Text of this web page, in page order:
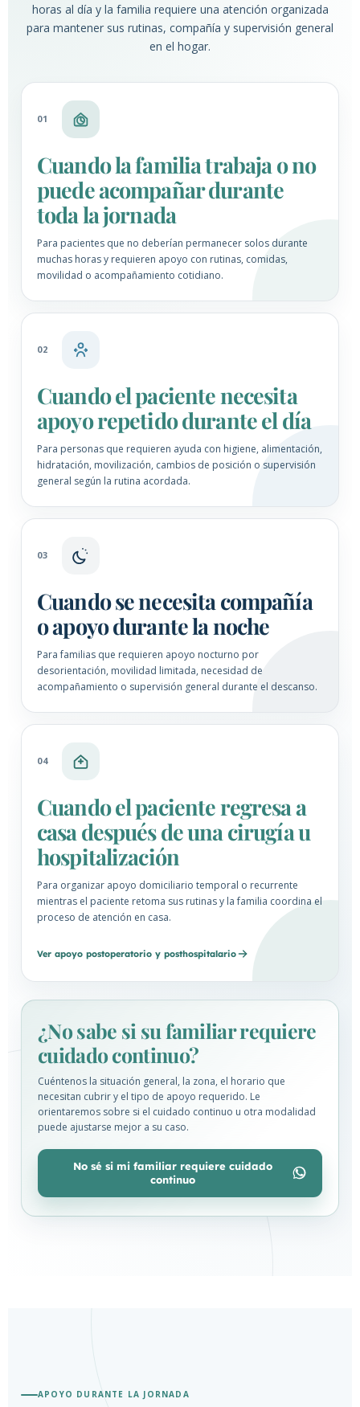
horas al día y la familia requiere una atención organizada
para mantener sus rutinas, compañía y supervisión general
en el hogar.
01
Cuando la familia trabaja o no
puede acompañar durante
toda la jornada
Para pacientes que no deberían permanecer solos durante
muchas horas y requieren apoyo con rutinas, comidas,
movilidad o acompañamiento cotidiano.
02
Cuando el paciente necesita
apoyo repetido durante el día
Para personas que requieren ayuda con higiene, alimentación,
hidratación, movilización, cambios de posición o supervisión
general según la rutina acordada.
03
Cuando se necesita compañía
o apoyo durante la noche
Para familias que requieren apoyo nocturno por
desorientación, movilidad limitada, necesidad de
acompañamiento o supervisión general durante el descanso.
04
Cuando el paciente regresa a
casa después de una cirugía u
hospitalización
Para organizar apoyo domiciliario temporal o recurrente
mientras el paciente retoma sus rutinas y la familia coordina el
proceso de atención en casa.
Ver apoyo postoperatorio y posthospitalario
¿No sabe si su familiar requiere
cuidado continuo?
Cuéntenos la situación general, la zona, el horario que
necesitan cubrir y el tipo de apoyo requerido. Le
orientaremos sobre si el cuidado continuo u otra modalidad
puede ajustarse mejor a su caso.
No sé si mi familiar requiere cuidado
continuo
APOYO DURANTE LA JORNADA